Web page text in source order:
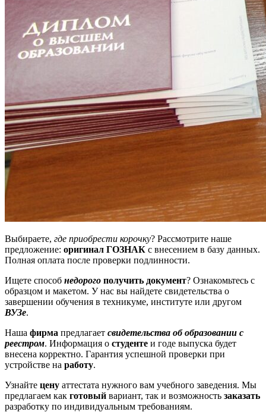
Выбираете, где приобрести корочку? Рассмотрите наше
предложение: оригинал ГОЗНАК с внесением в базу данных.
Полная оплата после проверки подлинности.
Ищете способ недорого получить документ? Ознакомьтесь с
образцом и макетом. У нас вы найдете свидетельства о
завершении обучения в техникуме, институте или другом
ВУЗе.
Наша фирма предлагает свидетельства об образовании с
реестром. Информация о студенте и годе выпуска будет
внесена корректно. Гарантия успешной проверки при
устройстве на работу.
Узнайте цену аттестата нужного вам учебного заведения. Мы
предлагаем как готовый вариант, так и возможность заказать
разработку по индивидуальным требованиям.